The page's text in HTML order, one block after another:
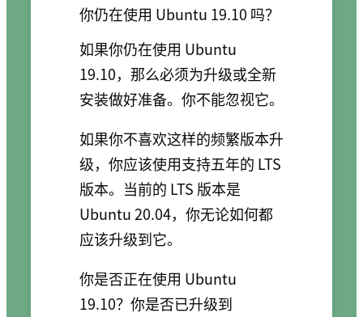
你仍在使用 Ubuntu 19.10 吗？
如果你仍在使用 Ubuntu
19.10，那么必须为升级或全新
安装做好准备。你不能忽视它。
如果你不喜欢这样的频繁版本升
级，你应该使用支持五年的 LTS
版本。当前的 LTS 版本是
Ubuntu 20.04，你无论如何都
应该升级到它。
你是否正在使用 Ubuntu
19.10？你是否已升级到